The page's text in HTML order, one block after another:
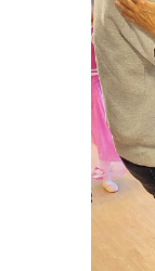
CONTACT